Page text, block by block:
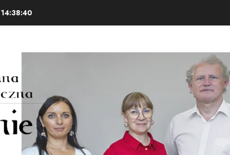
14:38:42